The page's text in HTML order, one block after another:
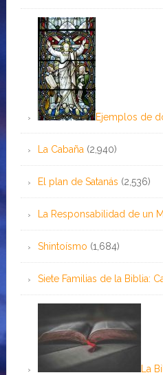
Ejemplos de
La Cabaña (2,940)
El plan de Satanás (2,536)
La Responsabilidad de un
Shintoísmo (1,684)
Siete Familias de la Biblia:
La